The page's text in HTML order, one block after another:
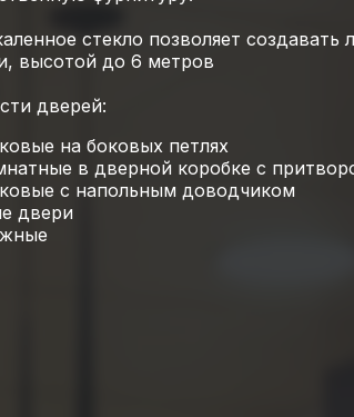
стекло позволяет создавать
высотой до 6 метров
дверей:
на боковых петлях
в дверной коробке с
с напольным доводчиком
двери